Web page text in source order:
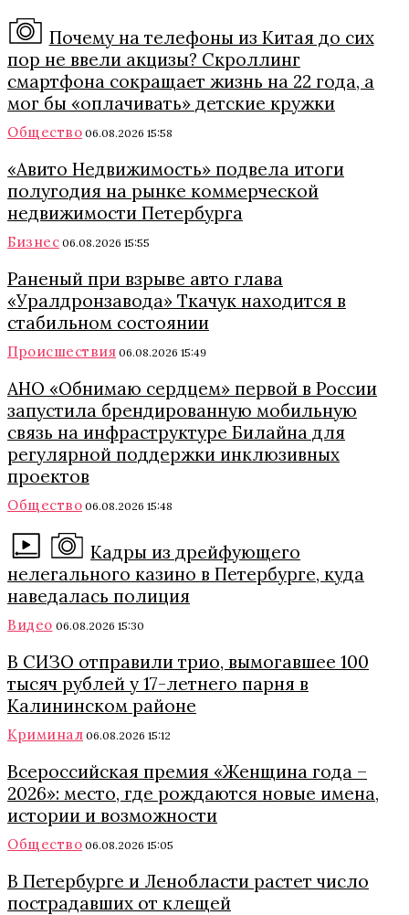
Почему на телефоны из Китая до сих
пор не ввели акцизы? Скроллинг
смартфона сокращает жизнь на 22 года, а
мог бы «оплачивать» детские кружки
Общество 06.08.2026 15:58
«Авито Недвижимость» подвела итоги
полугодия на рынке коммерческой
недвижимости Петербурга
Бизнес 06.08.2026 15:55
Раненый при взрыве авто глава
«Уралдронзавода» Ткачук находится в
стабильном состоянии
Происшествия 06.08.2026 15:49
АНО «Обнимаю сердцем» первой в России
запустила брендированную мобильную
связь на инфраструктуре Билайна для
регулярной поддержки инклюзивных
проектов
Общество 06.08.2026 15:48
Кадры из дрейфующего
нелегального казино в Петербурге, куда
наведалась полиция
Видео 06.08.2026 15:30
В СИЗО отправили трио, вымогавшее 100
тысяч рублей у 17-летнего парня в
Калининском районе
Криминал 06.08.2026 15:12
Всероссийская премия «Женщина года –
2026»: место, где рождаются новые имена,
истории и возможности
Общество 06.08.2026 15:05
В Петербурге и Ленобласти растет число
пострадавших от клещей